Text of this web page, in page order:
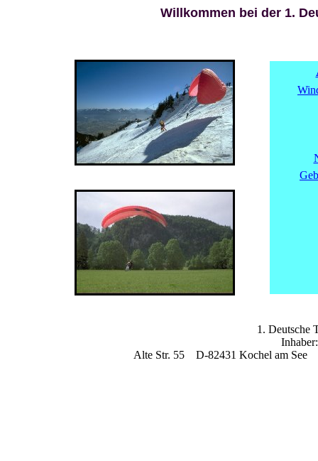
Willkommen bei der 1.
1. Deutsche
Alte Str. 55 D-82431 Kochel am